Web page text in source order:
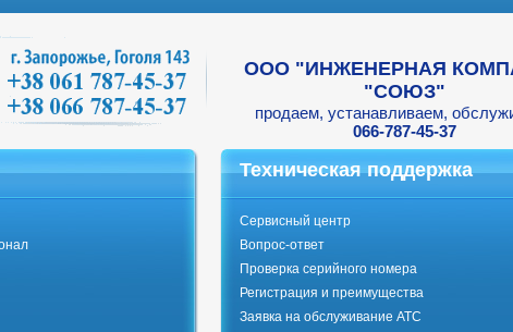
ООО "ИНЖЕНЕРНАЯ
"СОЮЗ"
продаем, устанавливаем,
066-787-45-37
Техническая поддержка
Сервисный центр
Вопрос-ответ
Проверка серийного номера
Регистрация и преимущества
Заявка на обслуживание АТС